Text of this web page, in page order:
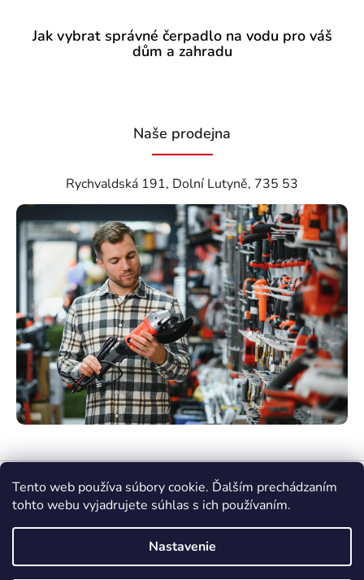
Tento web používa súbory cookie. Ďalším prechádzaním
tohto webu vyjadrujete súhlas s ich používaním.
Nastavenie
Jak vybrat správné čerpadlo na vodu pro váš
dům a zahradu
Naše prodejna
Rychvaldská 191, Dolní Lutyně, 735 53